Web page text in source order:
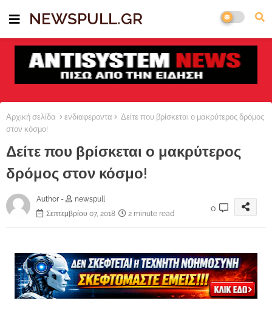
NEWSPULL.GR
Αρχική σελίδα ενδιαφεροντα
Δείτε που βρίσκεται ο μακρύτερος δρόμος
στον κόσμο!
Δείτε που βρίσκεται ο μακρύτερος
δρόμος στον κόσμο!
Author -
newspull
Σεπτεμβρίου 07, 2018
2 minute read
0